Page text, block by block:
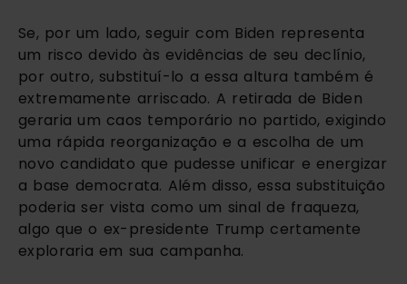
Se, por um lado, seguir com Biden representa
um risco devido às evidências de seu declínio,
por outro, substituí-lo a essa altura também é
extremamente arriscado. A retirada de Biden
geraria um caos temporário no partido, exigindo
uma rápida reorganização e a escolha de um
novo candidato que pudesse unificar e energizar
a base democrata. Além disso, essa substituição
poderia ser vista como um sinal de fraqueza,
algo que o ex-presidente Trump certamente
exploraria em sua campanha.